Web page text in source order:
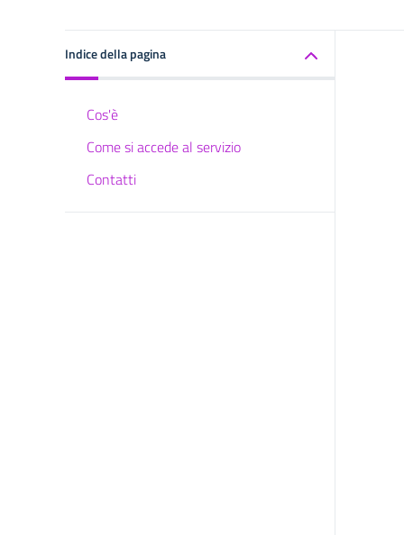
Indice della pagina
Cos'è
Come si accede al servizio
Contatti